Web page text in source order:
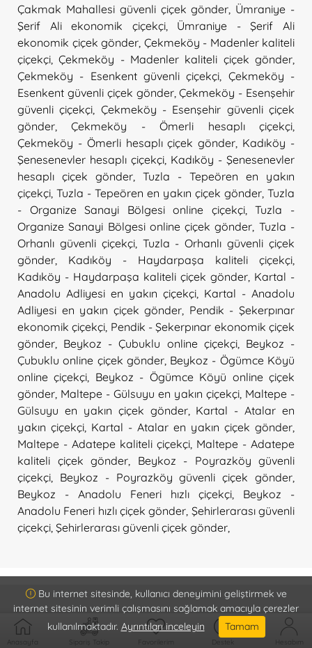
Çakmak Mahallesi güvenli çiçek gönder Ümraniye -
Şerif Ali ekonomik çiçekçi, Ümraniye - Şerif Ali
ekonomik çiçek gönder Çekmeköy - Madenler kaliteli
çiçekçi ,Çekmeköy - Madenler kaliteli çiçek gönder
Çekmeköy - Esenkent güvenli çiçekçi
Çekmeköy -
Esenkent güvenli çiçek gönder,Çekmeköy - Esenşehir
güvenli çiçekçi Çekmeköy - Esenşehir güvenli çiçek
gönder ,Çekmeköy - Ömerli hesaplı çiçekçi
Çekmeköy - Ömerli hesaplı çiçek gönder Kadıköy -
Şenesenevler hesaplı çiçekçi Kadıköy - Şenesenevler
hesaplı çiçek gönder
Tuzla - Tepeören en yakın
çiçekçi Tuzla - Tepeören en yakın çiçek gönder Tuzla
- Organize Sanayi Bölgesi online çiçekçi,Tuzla -
Organize Sanayi Bölgesi online çiçek gönder Tuzla -
Orhanlı güvenli çiçekçi, Tuzla - Orhanlı güvenli çiçek
gönder
Kadıköy - Haydarpaşa kaliteli çiçekçi
Kadıköy - Haydarpaşa kaliteli çiçek gönder Kartal -
Anadolu Adliyesi en yakın çiçekçi Kartal - Anadolu
Adliyesi en yakın çiçek gönder Pendik - Şekerpınar
ekonomik çiçekçi Pendik - Şekerpınar ekonomik çiçek
gönder
Beykoz - Çubuklu online çiçekçi, Beykoz -
Çubuklu online çiçek gönder, Beykoz - Ögümce Köyü
online çiçekçi
Beykoz - Ögümce Köyü online çiçek
gönder Maltepe - Gülsuyu en yakın çiçekçi Maltepe -
Gülsuyu en yakın çiçek gönder, Kartal - Atalar en
yakın çiçekçi Kartal - Atalar en yakın çiçek gönder
Maltepe - Adatepe kaliteli çiçekçi Maltepe - Adatepe
kaliteli çiçek gönder
Beykoz - Poyrazköy güvenli
çiçekçi
Beykoz - Poyrazköy güvenli çiçek gönder
Beykoz - Anadolu Feneri hızlı çiçekçi
Beykoz -
Anadolu Feneri hızlı çiçek gönder Şehirlerarası güvenli
çiçekçi Şehirlerarası güvenli çiçek gönder
Kurumsal
Anasayfa Sipariş Takip Favorilerim Destek Hesabım
Bu internet sitesinde, kullanıcı deneyimini geliştirmek ve
internet sitesinin verimli çalışmasını sağlamak amacıyla çerezler
kullanılmaktadır. Ayrıntıları inceleyin Tamam